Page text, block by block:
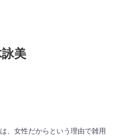
詠美
、女性だからという理由で雑用